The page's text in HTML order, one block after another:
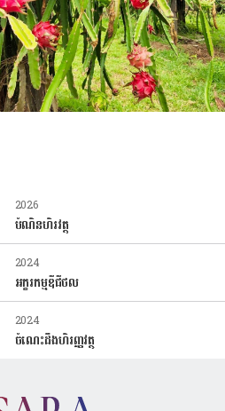
2026
បំណិនហិរវត្ថុ
2024
អក្ខរកម្មឌីជីថល
2024
ចំណេះដឹងហិរញ្ញវត្ថុ